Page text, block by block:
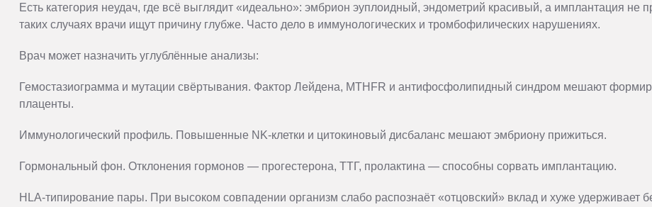
Есть категория неудач, где всё выглядит «идеально»: эмбрион эуплоидный, эндометрий красивый, а имплантация не
таких случаях врачи ищут причину глубже. Часто дело в иммунологических и тромбофилических нарушениях.
Врач может назначить углублённые анализы:
Гемостазиограмма и мутации свёртывания. Фактор Лейдена, MTHFR и антифосфолипидный синдром мешают
плаценты.
Иммунологический профиль. Повышенные NK-клетки и цитокиновый дисбаланс мешают эмбриону прижиться.
Гормональный фон. Отклонения гормонов — прогестерона, ТТГ, пролактина — способны сорвать имплантацию.
HLA-типирование пары. При высоком совпадении организм слабо распознаёт «отцовский» вклад и хуже удерживает